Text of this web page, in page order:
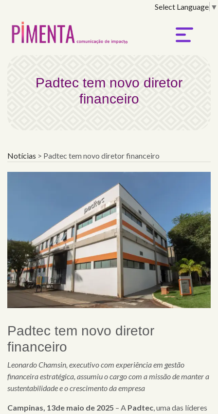
Select Language ▼
Padtec tem novo diretor
financeiro
Notícias > Padtec tem novo diretor financeiro
Padtec tem novo diretor
financeiro
Leonardo Chamsin, executivo com experiência em gestão
financeira estratégica, assumiu o cargo com a missão de manter a
sustentabilidade e o crescimento da empresa
Campinas, 13de maio de 2025 – A Padtec, uma das líderes